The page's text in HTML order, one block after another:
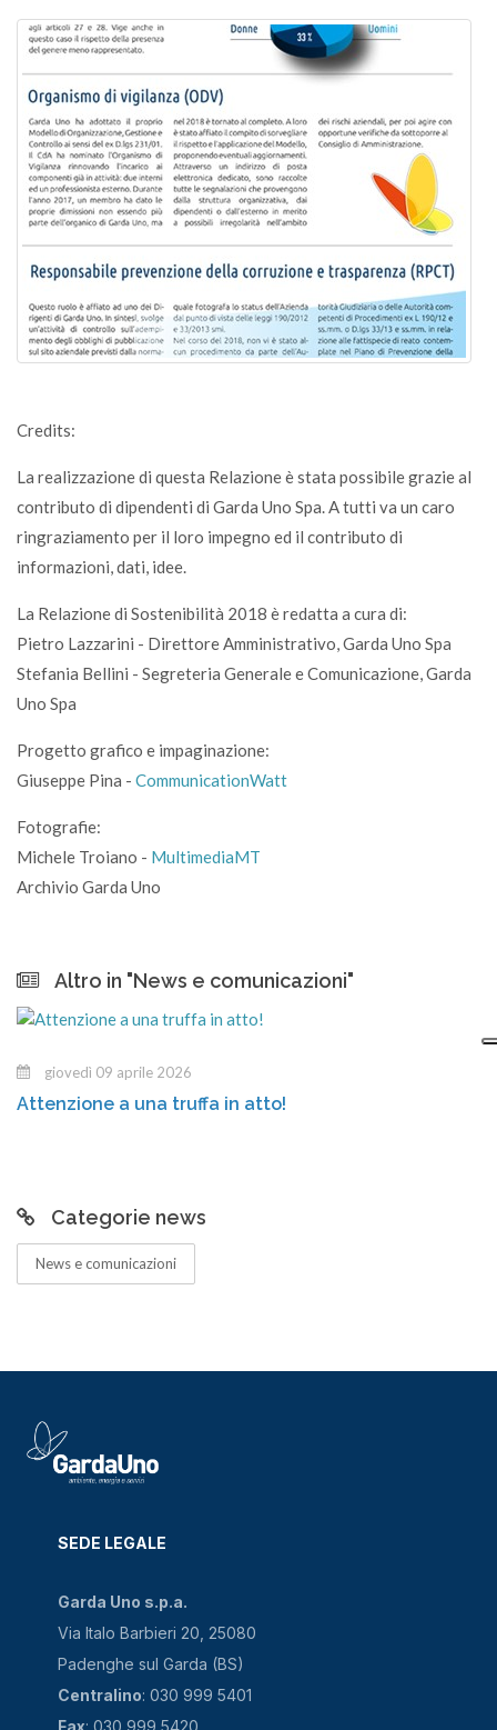
Credits:
La realizzazione di questa Relazione è stata possibile grazie al
contributo di dipendenti di Garda Uno Spa. A tutti va un caro
ringraziamento per il loro impegno ed il contributo di
informazioni, dati, idee.
La Relazione di Sostenibilità 2018 è redatta a cura di:
Pietro Lazzarini - Direttore Amministrativo, Garda Uno Spa
Stefania Bellini - Segreteria Generale e Comunicazione, Garda
Uno Spa
Progetto grafico e impaginazione:
Giuseppe Pina - CommunicationWatt
Fotografie:
Michele Troiano - MultimediaMT
Archivio Garda Uno
Altro in "News e comunicazioni"
giovedì 09 aprile 2026
Attenzione a una truffa in atto!
Categorie news
News e comunicazioni
SEDE LEGALE
Garda Uno s.p.a.
Via Italo Barbieri 20, 25080
Padenghe sul Garda (BS)
Centralino: 030 999 5401